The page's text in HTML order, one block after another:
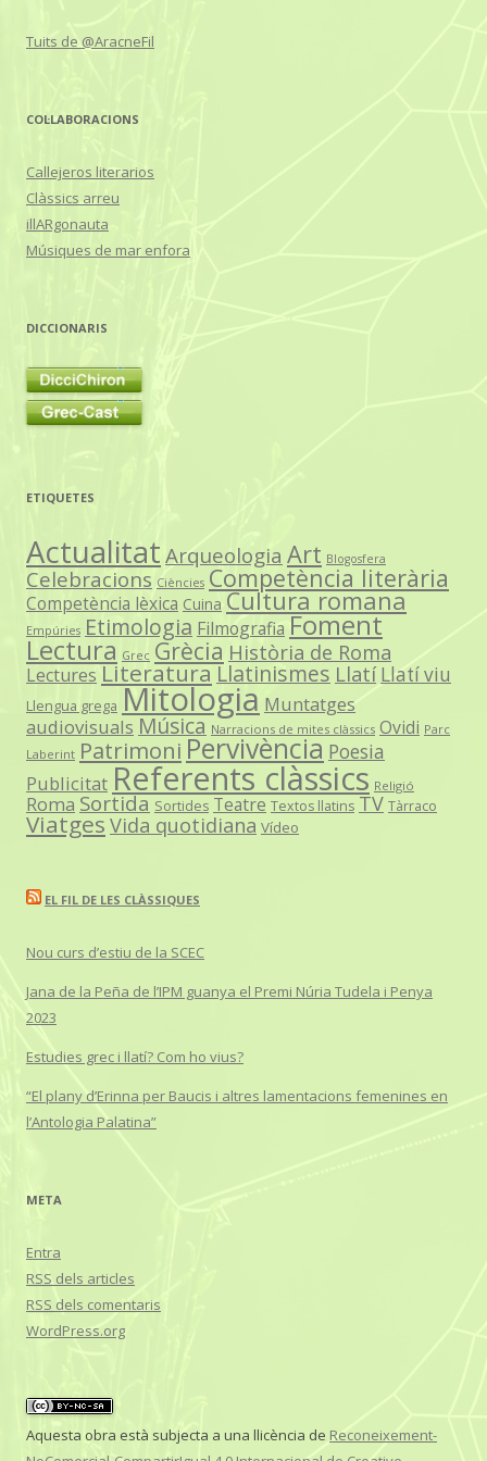
Tuits de @AracneFil
COL·LABORACIONS
Callejeros literarios
Clàssics arreu
illARgonauta
Músiques de mar enfora
DICCIONARIS
ETIQUETES
ActualitatArqueologia Art Blogosfera
Celebracions Ciències Competència literària
Competència lèxica Cuina Cultura romana
Empúries Etimologia Filmografia Foment
Lectura Grec Grècia Història de Roma
Lectures LiteraturaLlatinismes Llatí Llatí viu
Llengua grega Mitologia Muntatges
audiovisuals Música Narracions de mites clàssics Ovidi Parc
Laberint PatrimoniPervivència Poesia
PublicitatReferents clàssics Religió
Roma Sortida Sortides Teatre Textos llatins TV Tàrraco
Viatges Vida quotidiana Vídeo
EL FIL DE LES CLÀSSIQUES
Nou curs d’estiu de la SCEC
Jana de la Peña de l’IPM guanya el Premi Núria Tudela i Penya
2023
Estudies grec i llatí? Com ho vius?
“El plany d’Erinna per Baucis i altres lamentacions femenines en
l’Antologia Palatina”
META
Entra
RSS dels articles
RSS dels comentaris
WordPress.org
Aquesta obra està subjecta a una llicència de Reconeixement-